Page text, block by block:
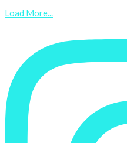
Load More...